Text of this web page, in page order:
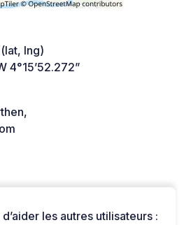
lng)
4°15’52.272”
les autres utilisateurs :